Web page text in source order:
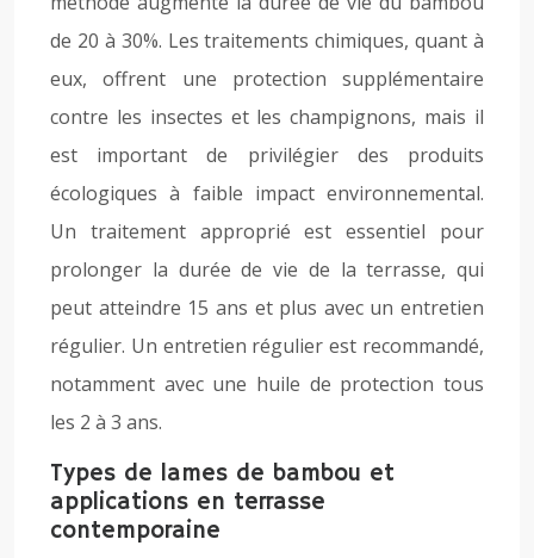
de 20 à 30%. Les traitements chimiques, quant à
eux, offrent une protection supplémentaire
contre les insectes et les champignons, mais il
est important de privilégier des produits
écologiques à faible impact environnemental.
Un traitement approprié est essentiel pour
prolonger la durée de vie de la terrasse, qui
peut atteindre 15 ans et plus avec un entretien
régulier. Un entretien régulier est recommandé,
notamment avec une huile de protection tous
les 2 à 3 ans.
Types de lames de bambou et
applications en terrasse
contemporaine